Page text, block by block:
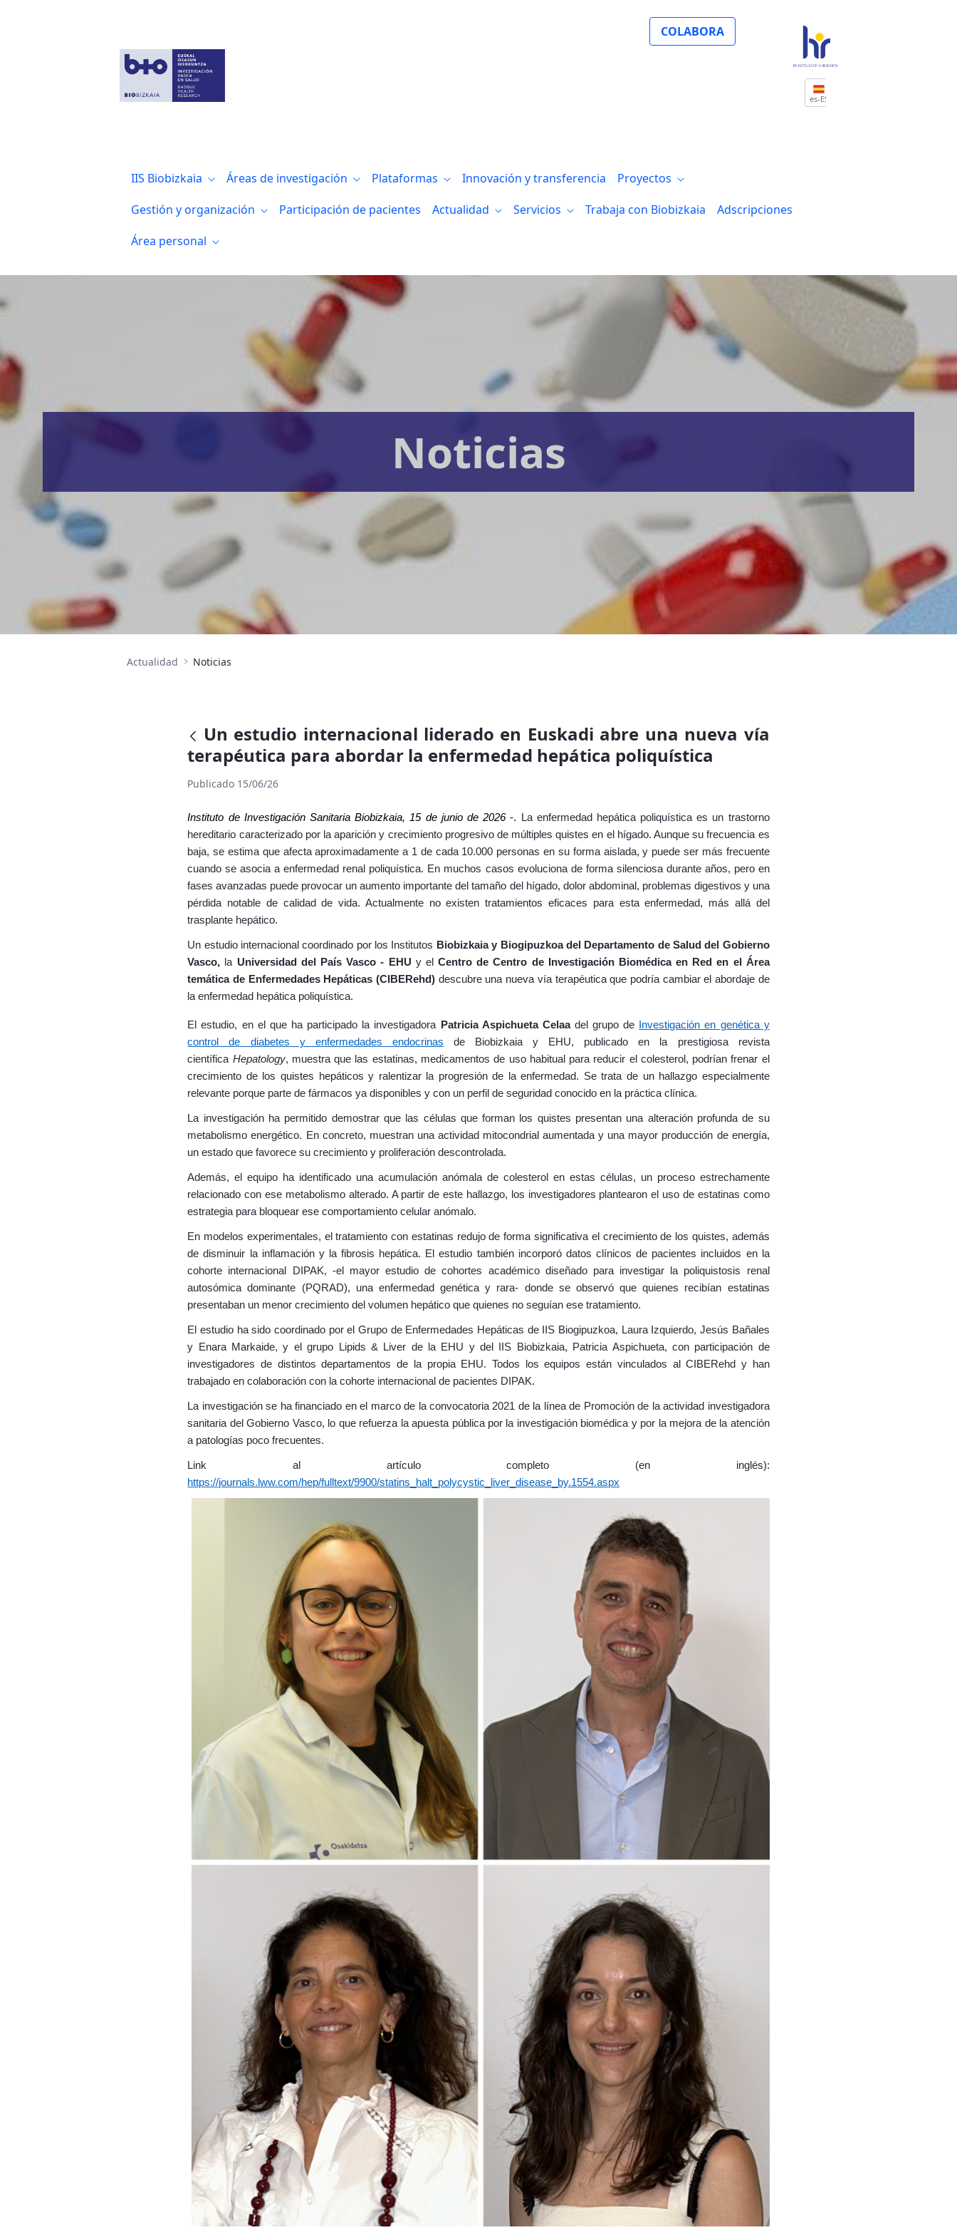
COLABORA
es-ES
IIS Biobizkaia Áreas de investigación Plataformas Innovación y transferencia
Proyectos
Gestión y organización
Participación de pacientes Actualidad Servicios Trabaja con Biobizkaia
Adscripciones
Área personal
Noticias
Actualidad Noticias
Un estudio internacional liderado en Euskadi abre una nueva vía
terapéutica para abordar la enfermedad hepática poliquística
Publicado 15/06/26
Instituto de Investigación Sanitaria Biobizkaia, 15 de junio de 2026-.
La enfermedad hepática poliquística es un trastorno
hereditario caracterizado por la aparición y crecimiento progresivo de múltiples quistes en el hígado. Aunque su frecuencia es
baja, se estima que afecta aproximadamente a 1 de cada 10.000 personas en su forma aislada, y puede ser más frecuente
cuando se asocia a enfermedad renal poliquística. En muchos casos evoluciona de forma silenciosa durante años, pero en
fases avanzadas puede provocar un aumento importante del tamaño del hígado, dolor abdominal, problemas digestivos y una
pérdida notable de calidad de vida. Actualmente no existen tratamientos eficaces para esta enfermedad, más allá del
trasplante hepático.
Un estudio internacional coordinado por los Institutos Biobizkaia y Biogipuzkoa del
Departamento de Salud del Gobierno
Vasco, la Universidad del País Vasco - EHU y elCentro de Centro de Investigación Biomédica en Red en el Área
temática de Enfermedades Hepáticas (CIBERehd) descubre una nueva vía terapéutica que podría cambiar el abordaje de
la enfermedad hepática poliquística.
El estudio, en el que ha participado la investigadora Patricia Aspichueta Celaadel grupo de
Investigación en genética y
control de diabetes y enfermedades endocrinas de Biobizkaia y EHU, publicado en la prestigiosa revista
científica Hepatology, muestra que las estatinas, medicamentos de uso habitual para reducir el colesterol, podrían frenar el
crecimiento de los quistes hepáticos y ralentizar la progresión de la enfermedad. Se trata de un hallazgo especialmente
relevante porque parte de fármacos ya disponibles y con un perfil de seguridad conocido en la práctica clínica.
La investigación ha permitido demostrar que las células que forman los quistes presentan una alteración profunda de su
metabolismo energético. En concreto, muestran una actividad mitocondrial aumentada y una mayor producción de energía,
un estado que favorece su crecimiento y proliferación descontrolada.
Además, el equipo ha identificado una acumulación anómala de colesterol en estas células, un proceso estrechamente
relacionado con ese metabolismo alterado. A partir de este hallazgo, los investigadores plantearon el uso de estatinas como
estrategia para bloquear ese comportamiento celular anómalo.
En modelos experimentales, el tratamiento con estatinas redujo de forma significativa el crecimiento de los quistes, además
de disminuir la inflamación y la fibrosis hepática. El estudio también incorporó datos clínicos de pacientes incluidos en la
cohorte internacional DIPAK, -el mayor estudio de cohortes académico diseñado para investigar la poliquistosis renal
autosómica dominante (PQRAD), una enfermedad genética y rara- donde se observó que quienes recibían estatinas
presentaban un menor crecimiento del volumen hepático que quienes no seguían ese tratamiento.
El estudio ha sido coordinado por el Grupo de Enfermedades Hepáticas de IIS Biogipuzkoa, Laura Izquierdo, Jesús Bañales
y Enara Markaide, y el grupo Lipids & Liver de la EHU y del IIS Biobizkaia, Patricia Aspichueta, con participación de
investigadores de distintos departamentos de la propia EHU. Todos los equipos están vinculados al CIBERehd y han
trabajado en colaboración con la cohorte internacional de pacientes DIPAK.
La investigación se ha financiado en el marco de la convocatoria 2021 de la línea de Promoción de la actividad investigadora
sanitaria del Gobierno Vasco, lo que refuerza la apuesta pública por la investigación biomédica y por la mejora de la atención
a patologías poco frecuentes.
Link al artículo completo (en inglés):
https://journals.lww.com/hep/fulltext/9900/statins_halt_polycystic_liver_disease_by.1554.aspx